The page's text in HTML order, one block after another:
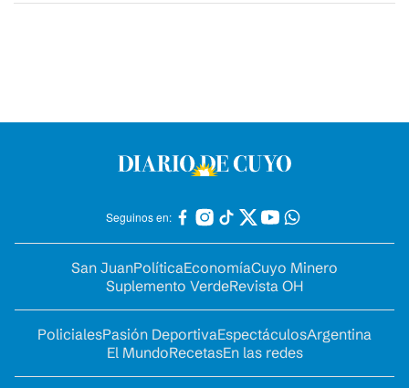
Seguinos en:
San JuanPolíticaEconomíaCuyo Minero
Suplemento VerdeRevista OH
PolicialesPasión DeportivaEspectáculosArgentina
El MundoRecetasEn las redes